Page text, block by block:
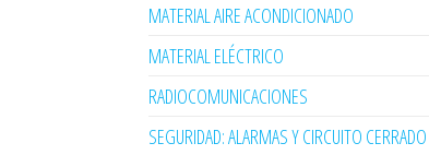
MATERIAL AIRE ACONDICIONADO
MATERIAL ELÉCTRICO
RADIOCOMUNICACIONES
SEGURIDAD: ALARMAS Y CIRCUITO